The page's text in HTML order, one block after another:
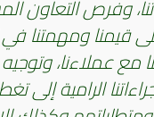
قيمنا ومهمتنا
مع عملاءنا،
الرامية إلى